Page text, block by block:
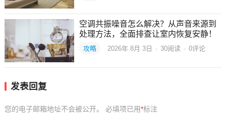
空调共振噪音怎么解决？从声音来源到
处理方法，全面排查让室内恢复安静！
攻略 2026年 8月 3日 · 30阅读 · 0评论
发表回复
您的电子邮箱地址不会被公开。 必填项已用*标注